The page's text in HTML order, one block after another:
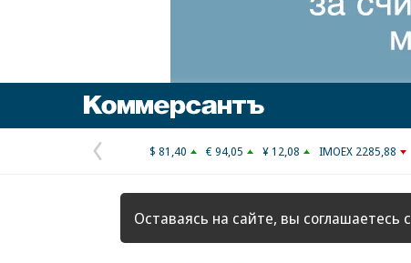
Предыдущая
страница
$ 81,40 € 94,05 ¥ 12,08 IMOEX 2285,88
Оставаясь на сайте, вы соглашаетесь с